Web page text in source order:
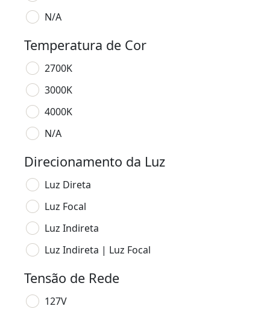
N/A
Temperatura de Cor
2700K
3000K
4000K
N/A
Direcionamento da Luz
Luz Direta
Luz Focal
Luz Indireta
Luz Indireta | Luz Focal
Tensão de Rede
127V